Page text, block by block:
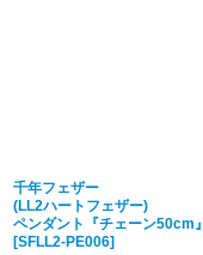
千年フェザー
(LL2ハートフェザー)
ペンダント『チェーン50cm』
[SFLL2-PE006]